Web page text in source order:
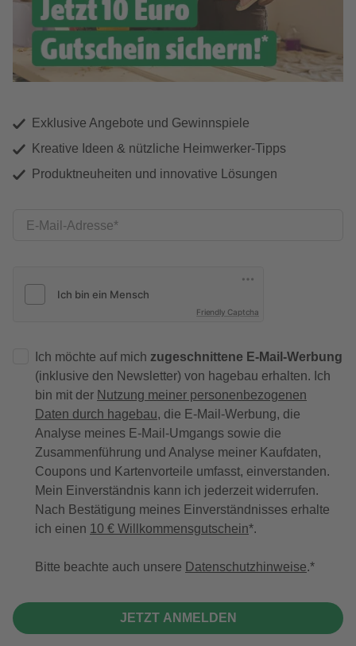
Exklusive Angebote und Gewinnspiele
Kreative Ideen & nützliche Heimwerker-Tipps
Produktneuheiten und innovative Lösungen
E-Mail-Adresse
Friendly Captcha
Ich möchte auf mich zugeschnittene E-Mail-Werbung
(inklusive den Newsletter) von hagebau erhalten. Ich
bin mit der Nutzung meiner personenbezogenen
Daten durch hagebau, die E-Mail-Werbung, die
Analyse meines E-Mail-Umgangs sowie die
Zusammenführung und Analyse meiner Kaufdaten,
Coupons und Kartenvorteile umfasst, einverstanden.
Mein Einverständnis kann ich jederzeit widerrufen.
Nach Bestätigung meines Einverständnisses erhalte
ich einen 10 € Willkommensgutschein*.
Bitte beachte auch unsere Datenschutzhinweise.
JETZT ANMELDEN